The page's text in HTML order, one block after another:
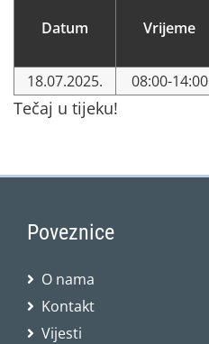
Datum Vrijeme
18.07.2025. 08:00-14:00
Tečaj u tijeku!
Poveznice
O nama
Kontakt
Vijesti